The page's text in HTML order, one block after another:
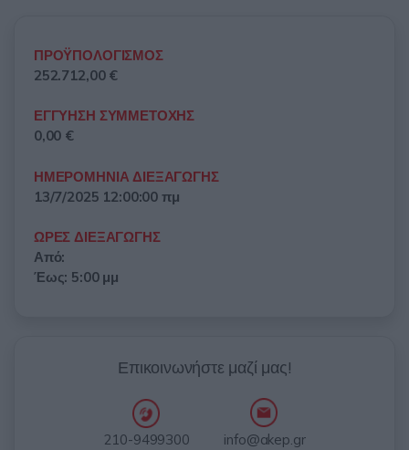
ΠΡΟΫΠΟΛΟΓΙΣΜΟΣ
252.712,00 €
ΕΓΓΥΗΣΗ ΣΥΜΜΕΤΟΧΗΣ
0,00 €
ΗΜΕΡΟΜΗΝΙΑ ΔΙΕΞΑΓΩΓΗΣ
13/7/2025 12:00:00 πμ
ΩΡΕΣ ΔΙΕΞΑΓΩΓΗΣ
Από:
Έως: 5:00 μμ
Επικοινωνήστε μαζί μας!
210-9499300 info@akep.gr